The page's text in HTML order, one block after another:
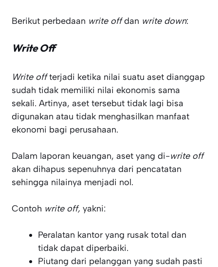
Berikut perbedaan write offdan write down:
Write Off
Write offterjadi ketika nilai suatu aset dianggap
sudah tidak memiliki nilai ekonomis sama
sekali. Artinya, aset tersebut tidak lagi bisa
digunakan atau tidak menghasilkan manfaat
ekonomi bagi perusahaan.
Dalam laporan keuangan, aset yang di-write off
akan dihapus sepenuhnya dari pencatatan
sehingga nilainya menjadi nol.
Contoh write off, yakni:
Peralatan kantor yang rusak total dan
tidak dapat diperbaiki.
Piutang dari pelanggan yang sudah pasti